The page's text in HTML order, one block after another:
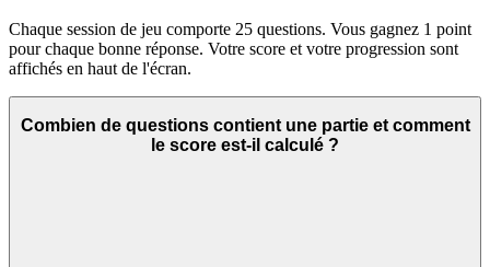
Chaque session de jeu comporte 25 questions. Vous gagnez 1 point
pour chaque bonne réponse. Votre score et votre progression sont
affichés en haut de l'écran.
Combien de questions contient une partie et comment
le score est-il calculé ?